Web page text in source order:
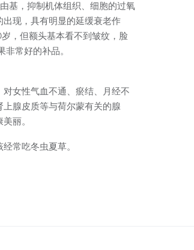
基，抑制机体组织、细胞的过氧
现，具有明显的延缓衰老作
，但额头基本看不到皱纹，脸
常好的补品。
女性气血不通、瘀结、月经不
腺皮质等与荷尔蒙有关的腺
丽。
常吃冬虫夏草。